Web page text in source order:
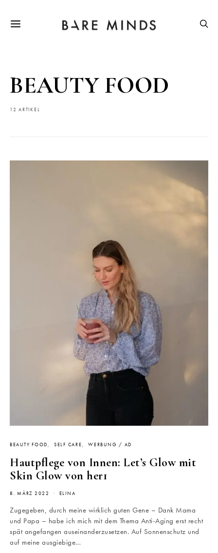
BEAUTY FOOD
12 ARTIKEL
BEAUTY FOOD SELF CARE WERBUNG / AD
Hautpflege von Innen: Let’s Glow mit
Skin Glow von her1
8. MÄRZ 2022 ELINA
Zugegeben, durch meine wirklich guten Gene – Dank Mama
und Papa – habe ich mich mit dem Thema Anti-Aging erst recht
spät angefangen auseinanderzusetzen. Auf Sonnenschutz und
auf meine ausgiebige…